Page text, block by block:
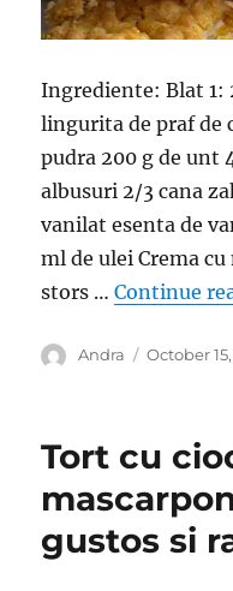
Ingrediente: Blat 1:
lingurita de praf de
pudra 200 g de unt
albusuri 2/3 cana
vanilat esenta de
ml de ulei Crema
stors …Continue
Author
Andra
Posted
October
Tort cu
gustos si